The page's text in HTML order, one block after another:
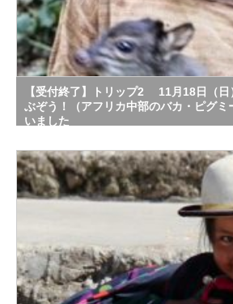
【受付終了】トリップ2 11月18日（日
ぶぞう！（アフリカ中部のバカ・ピグミ
いました